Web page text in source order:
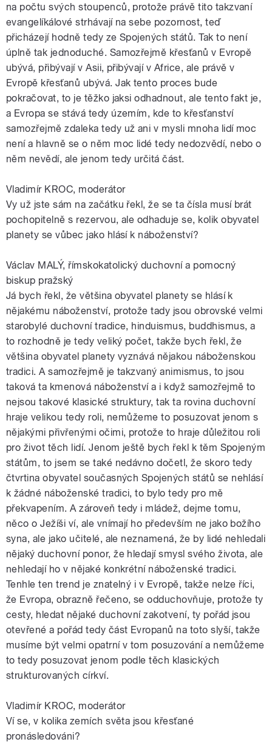
na počtu svých stoupenců, protože právě tito takzvaní
evangelíkálové strhávají na sebe pozornost, teď
přicházejí hodně tedy ze Spojených států. Tak to není
úplně tak jednoduché. Samozřejmě křesťanů v Evropě
ubývá, přibývají v Asii, přibývají v Africe, ale právě v
Evropě křesťanů ubývá. Jak tento proces bude
pokračovat, to je těžko jaksi odhadnout, ale tento fakt je,
a Evropa se stává tedy územím, kde to křesťanství
samozřejmě zdaleka tedy už ani v mysli mnoha lidí moc
není a hlavně se o něm moc lidé tedy nedozvědí, nebo o
něm nevědí, ale jenom tedy určitá část.
Vladimír KROC, moderátor
Vy už jste sám na začátku řekl, že se ta čísla musí brát
pochopitelně s rezervou, ale odhaduje se, kolik obyvatel
planety se vůbec jako hlásí k náboženství?
Václav MALÝ, římskokatolický duchovní a pomocný
biskup pražský
Já bych řekl, že většina obyvatel planety se hlásí k
nějakému náboženství, protože tady jsou obrovské velmi
starobylé duchovní tradice, hinduismus, buddhismus, a
to rozhodně je tedy veliký počet, takže bych řekl, že
většina obyvatel planety vyznává nějakou náboženskou
tradici. A samozřejmě je takzvaný animismus, to jsou
taková ta kmenová náboženství a i když samozřejmě to
nejsou takové klasické struktury, tak ta rovina duchovní
hraje velikou tedy roli, nemůžeme to posuzovat jenom s
nějakými přivřenými očimi, protože to hraje důležitou roli
pro život těch lidí. Jenom ještě bych řekl k těm Spojeným
státům, to jsem se také nedávno dočetl, že skoro tedy
čtvrtina obyvatel současných Spojených států se nehlásí
k žádné náboženské tradici, to bylo tedy pro mě
překvapením. A zároveň tedy i mládež, dejme tomu,
něco o Ježíši ví, ale vnímají ho především ne jako božího
syna, ale jako učitelé, ale neznamená, že by lidé nehledali
nějaký duchovní ponor, že hledají smysl svého života, ale
nehledají ho v nějaké konkrétní náboženské tradici.
Tenhle ten trend je znatelný i v Evropě, takže nelze říci,
že Evropa, obrazně řečeno, se odduchovňuje, protože ty
cesty, hledat nějaké duchovní zakotvení, ty pořád jsou
otevřené a pořád tedy část Evropanů na toto slyší, takže
musíme být velmi opatrní v tom posuzování a nemůžeme
to tedy posuzovat jenom podle těch klasických
strukturovaných církví.
Vladimír KROC, moderátor
Ví se, v kolika zemích světa jsou křesťané
pronásledováni?